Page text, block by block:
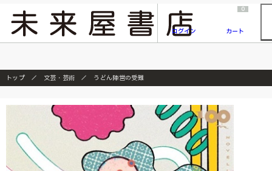
『ONE PIECE magazine 021 ONE PIECEカード付き同梱版』発売延期のご案内
ログイン
0
カート
トップ 文芸・芸術 うどん陣営の受難